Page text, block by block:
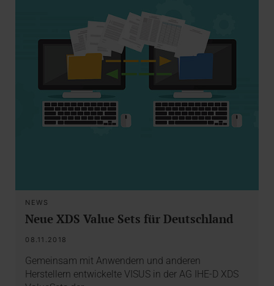
NEWS
Neue XDS Value Sets für Deutschland
08.11.2018
Gemeinsam mit Anwendern und anderen
Herstellern entwickelte VISUS in der AG IHE-D XDS